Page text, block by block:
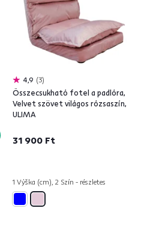
4,9 3
Összecsukható fotel a padlóra,
Velvet szövet világos rózsaszín,
ULIMA
31 900 Ft
1 Výška (cm), 2 Szín - részletes